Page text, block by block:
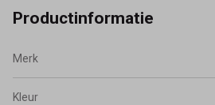
Productinformatie
Merk
Kleur